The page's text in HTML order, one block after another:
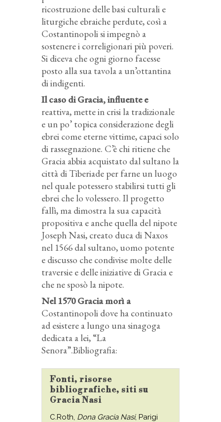
ricostruzione delle basi culturali e
liturgiche ebraiche perdute, così a
Costantinopoli si impegnò a
sostenere i correligionari più poveri.
Si diceva che ogni giorno facesse
posto alla sua tavola a un’ottantina
di indigenti.
Il caso di Gracia, influente e
reattiva, mette in crisi la tradizionale
e un po’ topica considerazione degli
ebrei come eterne vittime, capaci solo
di rassegnazione. C’è chi ritiene che
Gracia abbia acquistato dal sultano la
città di Tiberiade per farne un luogo
nel quale potessero stabilirsi tutti gli
ebrei che lo volessero. Il progetto
fallì, ma dimostra la sua capacità
propositiva e anche quella del nipote
Joseph Nasi, creato duca di Naxos
nel 1566 dal sultano, uomo potente
e discusso che condivise molte delle
traversie e delle iniziative di Gracia e
che ne sposò la nipote.
Nel 1570 Gracia morì a
Costantinopoli dove ha continuato
ad esistere a lungo una sinagoga
dedicata a lei, “La
Senora”.Bibliografia:
Fonti, risorse
bibliografiche, siti su
Gracia Nasi
C.Roth, Dona Gracia Nasi, Parigi